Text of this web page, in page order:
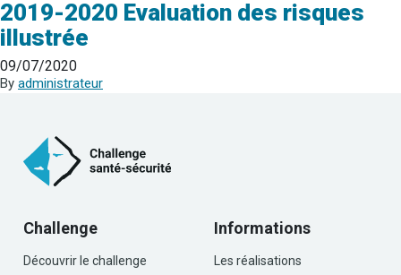
2019-2020 Evaluation des risques
illustrée
09/07/2020
By administrateur
Challenge
Découvrir le challenge
Informations
Les réalisations